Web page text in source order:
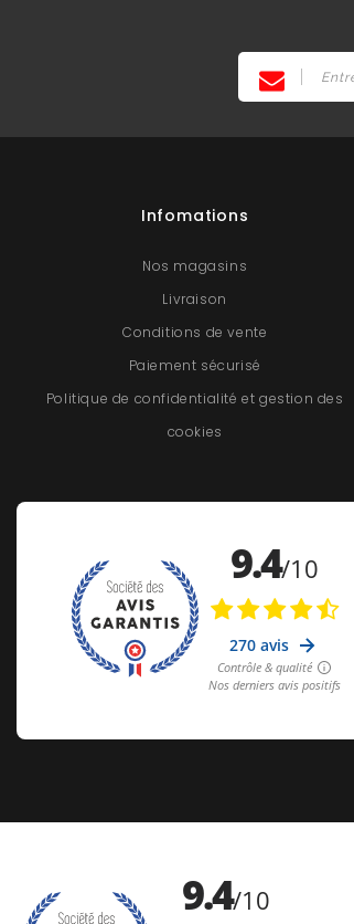
Infomations
Nos magasins
Livraison
Conditions de vente
Paiement sécurisé
Politique de confidentialité et gestion des
cookies